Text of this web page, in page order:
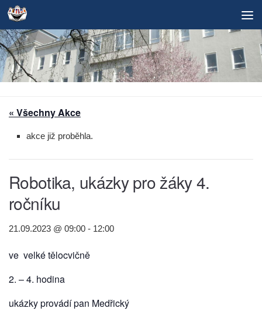
Skip to content
« Všechny Akce
akce již proběhla.
Robotika, ukázky pro žáky 4.
ročníku
21.09.2023 @ 09:00 - 12:00
ve velké tělocvičně
2. – 4. hodina
ukázky provádí pan Medřický